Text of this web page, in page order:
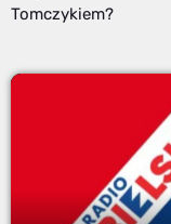
Tomczykiem?